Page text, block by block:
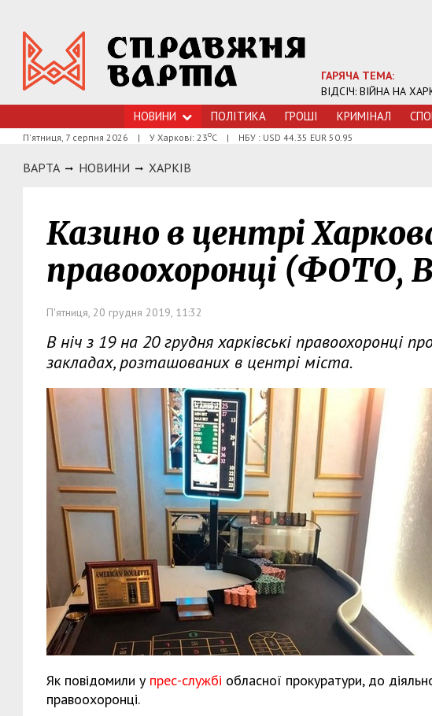
ГАРЯЧА ТЕМА:
ВІДСІЧ: ВІЙНА НА
НОВИНИ ПОЛІТИКА ГРОШI КРИМIНАЛ
П'ятниця, 7 серпня 2026 | У Харкові: 23оС | НБУ : USD 44.35 EUR 50.95
ВАРТА НОВИНИ ХАРКIВ
Казино в центрі
правоохоронці (ФОТО,
П'ятниця, 20 грудня 2019, 11:32
В ніч з 19 на 20 грудня харківські правоохоронці
закладах, розташованих в центрі міста.
Як повідомили у прес-службі обласної прокуратури, до
правоохоронці.